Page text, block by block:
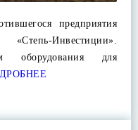
предприятия
Инвестиции».
оборудования для